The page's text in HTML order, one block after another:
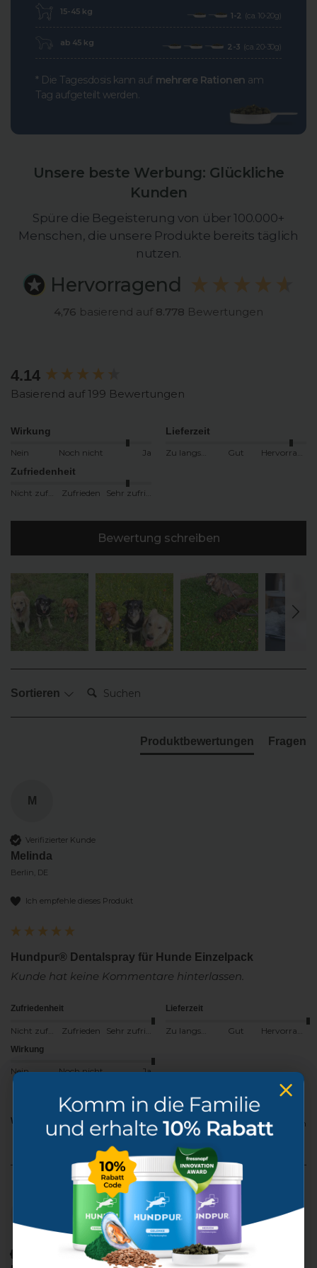
15-45 kg 1-2 (ca. 10-20g)
ab 45 kg 2-3 (ca. 20-30g)
* Die Tagesdosis kann auf mehrere Rationen am
Tag aufgeteilt werden.
Unsere beste Werbung: Glückliche
Kunden
Spüre die Begeisterung von über 100.000+
Menschen, die unsere Produkte bereits täglich
nutzen.
Hervorragend
4,76 basierend auf 8.778 Bewertungen
4.14
Basierend auf 199 Bewertungen
Wirkung
Nein Noch nicht Ja
Lieferzeit
Gut
Zufriedenheit
Zufrieden
Bewertung schreiben
Sortieren Suchen:
Produktbewertungen Fragen
M
Verifizierter Kunde
Melinda
Berlin, DE
Ich empfehle dieses Produkt
Hundpur® Dentalspray für Hunde Einzelpack
Kunde hat keine Kommentare hinterlassen.
Zufriedenheit
Zufrieden
Lieferzeit
Gut
Wirkung
Nein Noch nicht Ja
War diese Bewertung hilfreich? Melden Teilen vor 18 Tagen
Verifizierter Kunde
New content loaded